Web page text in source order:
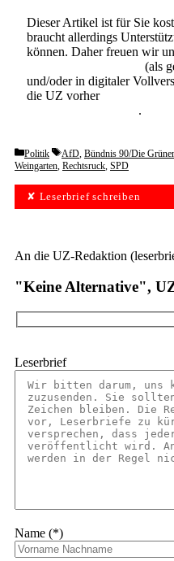
Dieser Artikel ist für Sie
braucht allerdings
können. Daher freuen wir
(als
und/oder in digitaler
die UZ vorher
.
Categories
Politik Tags
AfD, Bündnis 90/Die
Weingarten, Rechtsruck, SPD
✘ Leserbrief schreiben
An die UZ-Redaktion
"Keine Alternative",
Leserbrief
Name (*)